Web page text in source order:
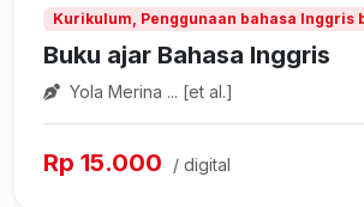
Kurikulum, Penggunaan bahasa Inggris
Buku ajar Bahasa Inggris
Yola Merina ... [et al.]
Rp 15.000 / digital